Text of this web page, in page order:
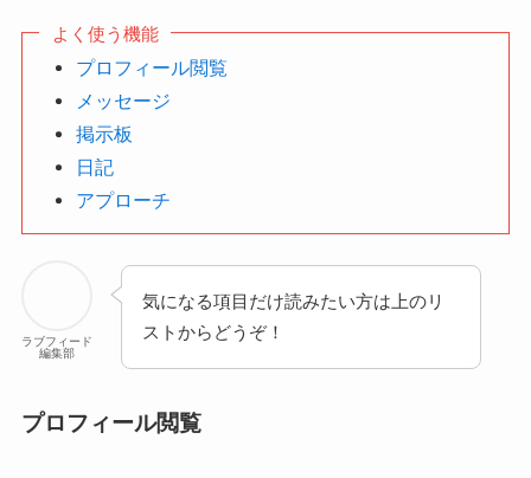
よく使う機能
プロフィール閲覧
メッセージ
掲示板
日記
アプローチ
ラブフィード
編集部
気になる項目だけ読みたい方は上のリ
ストからどうぞ！
プロフィール閲覧